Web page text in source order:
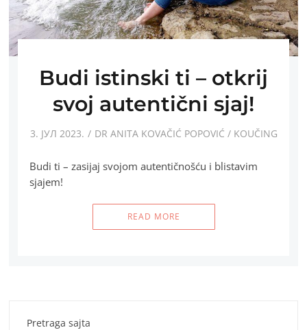
Budi istinski ti – otkrij
svoj autentični sjaj!
3. ЈУЛ 2023. DR ANITA KOVAČIĆ POPOVIĆ / KOUČING
Budi ti – zasijaj svojom autentičnošću i blistavim
sjajem!
READ MORE
Pretraga sajta